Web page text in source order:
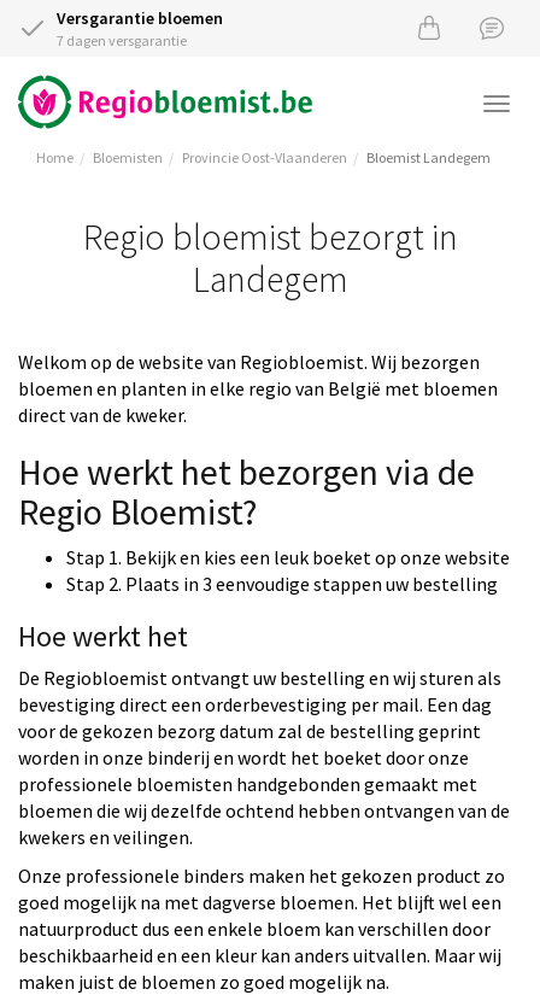
Versgarantie bloemen
7 dagen versgarantie
Home Bloemisten Provincie Oost-Vlaanderen Bloemist Landegem
Regio bloemist bezorgt in
Landegem
Welkom op de website van Regiobloemist. Wij bezorgen
bloemen en planten in elke regio van België met bloemen
direct van de kweker.
Hoe werkt het bezorgen via de
Regio Bloemist?
Stap 1. Bekijk en kies een leuk boeket op onze website
Stap 2. Plaats in 3 eenvoudige stappen uw bestelling
Hoe werkt het
De Regiobloemist ontvangt uw bestelling en wij sturen als
bevestiging direct een orderbevestiging per mail. Een dag
voor de gekozen bezorg datum zal de bestelling geprint
worden in onze binderij en wordt het boeket door onze
professionele bloemisten handgebonden gemaakt met
bloemen die wij dezelfde ochtend hebben ontvangen van de
kwekers en veilingen.
Onze professionele binders maken het gekozen product zo
goed mogelijk na met dagverse bloemen. Het blijft wel een
natuurproduct dus een enkele bloem kan verschillen door
beschikbaarheid en een kleur kan anders uitvallen. Maar wij
maken juist de bloemen zo goed mogelijk na.